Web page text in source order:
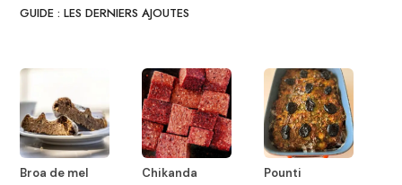
GUIDE : LES DERNIERS AJOUTES
Broa de mel Chikanda Pounti